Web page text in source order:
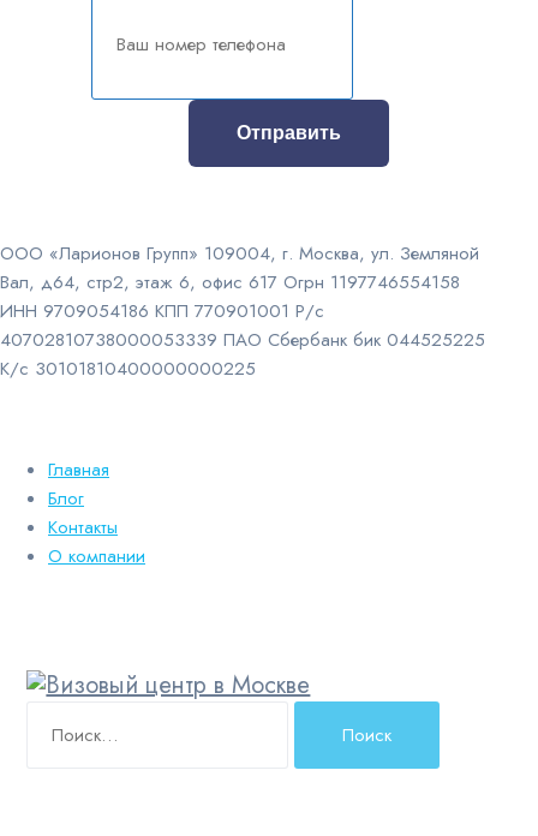
Отправить
ООО «Ларионов Групп» 109004, г. Москва, ул. Земляной
Вал, д64, стр2, этаж 6, офис 617 Огрн 1197746554158
ИНН 9709054186 КПП 770901001 Р/с
40702810738000053339 ПАО Сбербанк бик 044525225
К/с 30101810400000000225
Главная
Блог
Контакты
О компании